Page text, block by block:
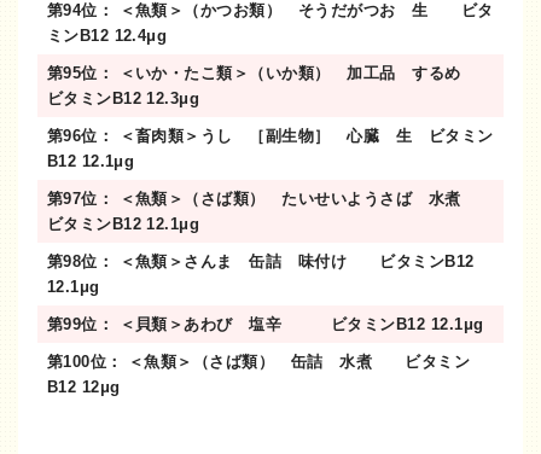
第94位： ＜魚類＞（かつお類） そうだがつお 生 ビタ
ミンB12 12.4μg
第95位： ＜いか・たこ類＞（いか類） 加工品 するめ
ビタミンB12 12.3μg
第96位： ＜畜肉類＞うし ［副生物］ 心臓 生 ビタミン
B12 12.1μg
第97位： ＜魚類＞（さば類） たいせいようさば 水煮
ビタミンB12 12.1μg
第98位： ＜魚類＞さんま 缶詰 味付け ビタミンB12
12.1μg
第99位： ＜貝類＞あわび 塩辛 ビタミンB12 12.1μg
第100位： ＜魚類＞（さば類） 缶詰 水煮 ビタミン
B12 12μg